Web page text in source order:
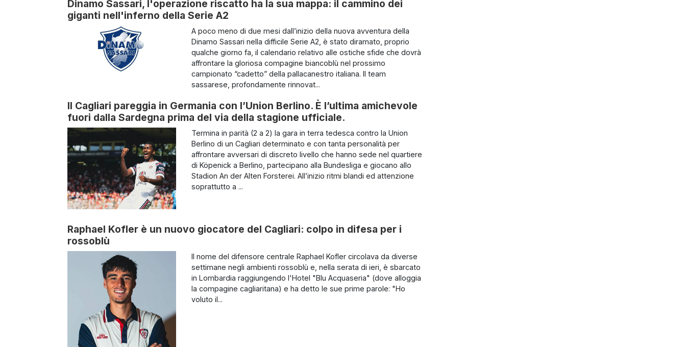
Dinamo Sassari, l'operazione riscatto ha la sua mappa: il cammino dei
giganti nell'inferno della Serie A2
A poco meno di due mesi dall’inizio della nuova avventura della
Dinamo Sassari nella difficile Serie A2, è stato diramato, proprio
qualche giorno fa, il calendario relativo alle ostiche sfide che dovrà
affrontare la gloriosa compagine biancoblù nel prossimo
campionato “cadetto” della pallacanestro italiana. Il team
sassarese, profondamente rinnovat...
Il Cagliari pareggia in Germania con l’Union Berlino. È l’ultima amichevole
fuori dalla Sardegna prima del via della stagione ufficiale.
Termina in parità (2 a 2) la gara in terra tedesca contro la Union
Berlino di un Cagliari determinato e con tanta personalità per
affrontare avversari di discreto livello che hanno sede nel quartiere
di Köpenick a Berlino, partecipano alla Bundesliga e giocano allo
Stadion An der Alten Forsterei. All’inizio ritmi blandi ed attenzione
soprattutto a ...
Raphael Kofler è un nuovo giocatore del Cagliari: colpo in difesa per i
rossoblù
Il nome del difensore centrale Raphael Kofler circolava da diverse
settimane negli ambienti rossoblù e, nella serata di ieri, è sbarcato
in Lombardia raggiungendo l'Hotel "Blu Acquaseria" (dove alloggia
la compagine cagliaritana) e ha detto le sue prime parole: "Ho
voluto il...